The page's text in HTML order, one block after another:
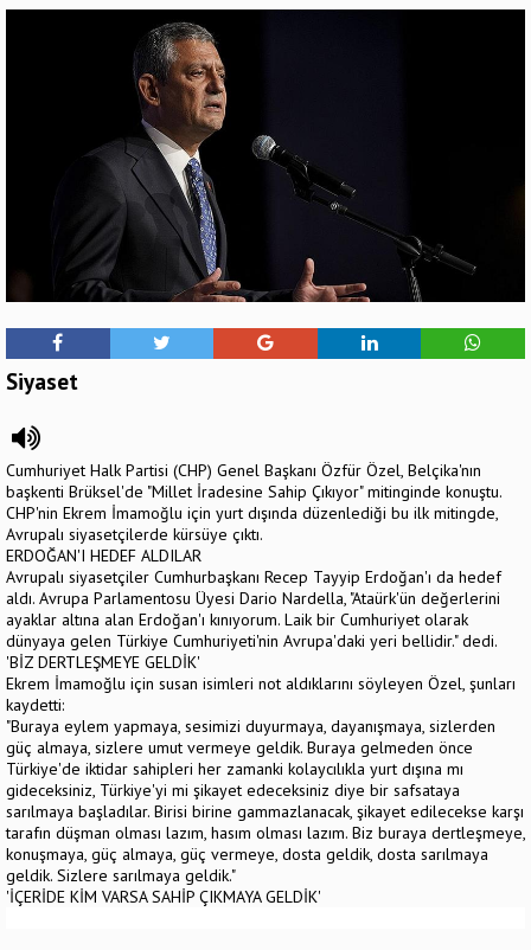
Siyaset
Cumhuriyet Halk Partisi (CHP) Genel Başkanı Özfür Özel, Belçika'nın
başkenti Brüksel'de "Millet İradesine Sahip Çıkıyor" mitinginde konuştu.
CHP'nin Ekrem İmamoğlu için yurt dışında düzenlediği bu ilk mitingde,
Avrupalı siyasetçilerde kürsüye çıktı.
ERDOĞAN'I HEDEF ALDILAR
Avrupalı siyasetçiler Cumhurbaşkanı Recep Tayyip Erdoğan'ı da hedef
aldı. Avrupa Parlamentosu Üyesi Dario Nardella, "Ataürk'ün değerlerini
ayaklar altına alan Erdoğan'ı kınıyorum. Laik bir Cumhuriyet olarak
dünyaya gelen Türkiye Cumhuriyeti'nin Avrupa'daki yeri bellidir." dedi.
'BİZ DERTLEŞMEYE GELDİK'
Ekrem İmamoğlu için susan isimleri not aldıklarını söyleyen Özel, şunları
kaydetti:
"Buraya eylem yapmaya, sesimizi duyurmaya, dayanışmaya, sizlerden
güç almaya, sizlere umut vermeye geldik. Buraya gelmeden önce
Türkiye'de iktidar sahipleri her zamanki kolaycılıkla yurt dışına mı
gideceksiniz, Türkiye'yi mi şikayet edeceksiniz diye bir safsataya
sarılmaya başladılar. Birisi birine gammazlanacak, şikayet edilecekse karşı
tarafın düşman olması lazım, hasım olması lazım. Biz buraya dertleşmeye,
konuşmaya, güç almaya, güç vermeye, dosta geldik, dosta sarılmaya
geldik. Sizlere sarılmaya geldik."
'İÇERİDE KİM VARSA SAHİP ÇIKMAYA GELDİK'